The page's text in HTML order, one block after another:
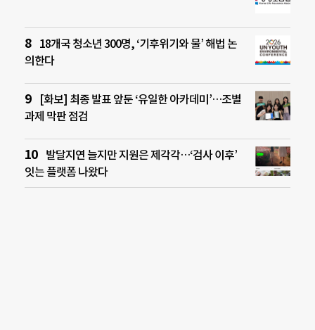
18개국 청소년 300명, ‘기후위기와 물’ 해법 논
의한다
[화보] 최종 발표 앞둔 ‘유일한 아카데미’…조별
과제 막판 점검
발달지연 늘지만 지원은 제각각…‘검사 이후’
잇는 플랫폼 나왔다